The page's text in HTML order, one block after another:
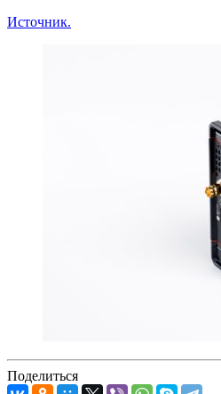
Источник.
Поделиться